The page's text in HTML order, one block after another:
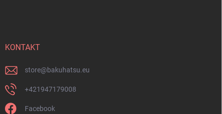
KONTAKT
store@bakuhatsu.eu
+421947179008
Facebook